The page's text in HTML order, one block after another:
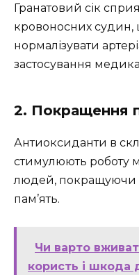
Гранатовий сік
кровоносних судин,
нормалізувати
застосування
2. Покращення
Антиоксиданти в
стимулюють роботу
людей, покращуючи
пам’ять.
Чи варто
користь і шкода